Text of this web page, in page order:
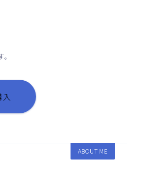
ABOUT ME